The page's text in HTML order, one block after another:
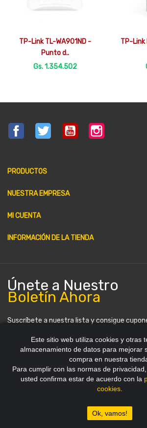
Vista rápida
TP-Link TL-WA901ND -
Punto d..
Gs. 1.354.502
TP-Link
FacebookTwitter YouTube
PRODUCTOS
NUESTRA EMPRESA
MI CUENTA
INFORMACIÓN DE LA TIENDA
Este sitio web utiliza cookies y otras
almacenamiento de datos para mejorar
compra en nuestra
Para cumplir con las normas de
usted confirma estar de acuerdo con la
cookies
Ok, vamos!
Únete a Nuestro
Boletín Ahora
Suscríbete a nuestra lista y consigue